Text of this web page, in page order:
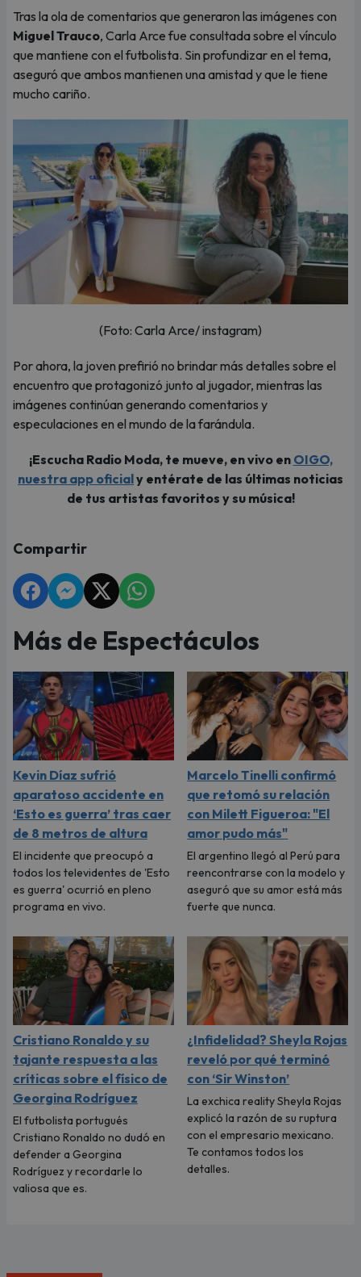
Tras la ola de comentarios que generaron las imágenes con
Miguel Trauco, Carla Arce fue consultada sobre el vínculo
que mantiene con el futbolista. Sin profundizar en el tema,
aseguró que ambos mantienen una amistad y que le tiene
mucho cariño.
(Foto: Carla Arce/ instagram)
Por ahora, la joven prefirió no brindar más detalles sobre el
encuentro que protagonizó junto al jugador, mientras las
imágenes continúan generando comentarios y
especulaciones en el mundo de la farándula.
¡Escucha Radio Moda, te mueve, en vivo en OIGO,
nuestra app oficialy entérate de las últimas noticias
de tus artistas favoritos y su música!
Compartir
Más de Espectáculos
Kevin Díaz sufrió
aparatoso accidente en
‘Esto es guerra’ tras caer
de 8 metros de altura
El incidente que preocupó a
todos los televidentes de 'Esto
es guerra' ocurrió en pleno
programa en vivo.
Marcelo Tinelli confirmó
que retomó su relación
con Milett Figueroa: "El
amor pudo más"
El argentino llegó al Perú para
reencontrarse con la modelo y
aseguró que su amor está más
fuerte que nunca.
Cristiano Ronaldo y su
tajante respuesta a las
críticas sobre el físico de
Georgina Rodríguez
El futbolista portugués
Cristiano Ronaldo no dudó en
defender a Georgina
Rodríguez y recordarle lo
valiosa que es.
¿Infidelidad? Sheyla Rojas
reveló por qué terminó
con ‘Sir Winston’
La exchica reality Sheyla Rojas
explicó la razón de su ruptura
con el empresario mexicano.
Te contamos todos los
detalles.